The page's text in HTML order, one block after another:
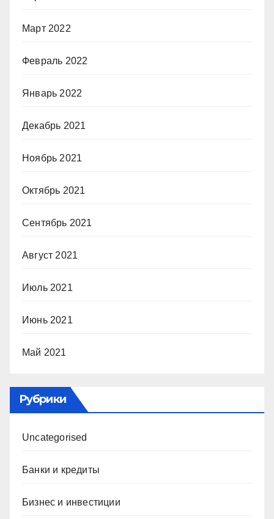
Март 2022
Февраль 2022
Январь 2022
Декабрь 2021
Ноябрь 2021
Октябрь 2021
Сентябрь 2021
Август 2021
Июль 2021
Июнь 2021
Май 2021
Рубрики
Uncategorised
Банки и кредиты
Бизнес и инвестиции